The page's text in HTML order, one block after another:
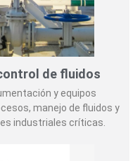
de fluidos
y equipos
manejo de fluidos y
industriales críticas.